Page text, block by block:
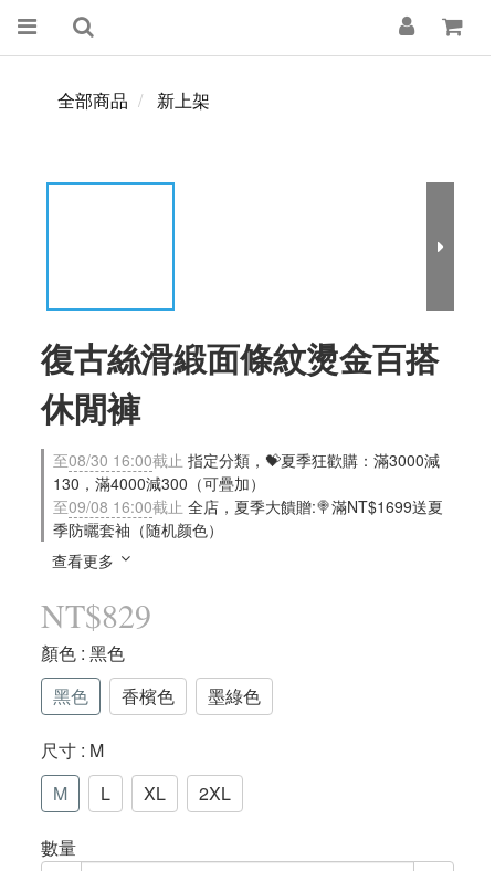
全部商品 新上架
復古絲滑緞面條紋燙金百搭
休閒褲
至08/30 16:00截止 指定分類，💝夏季狂歡購：滿3000減
130，滿4000減300（可疊加）
至09/08 16:00截止 全店，夏季大饋贈:🍭滿NT$1699送夏
季防曬套袖（随机颜色）
查看更多
NT$829
顏色 : 黑色
黑色
香檳色 墨綠色
尺寸 : M
M
L XL 2XL
數量